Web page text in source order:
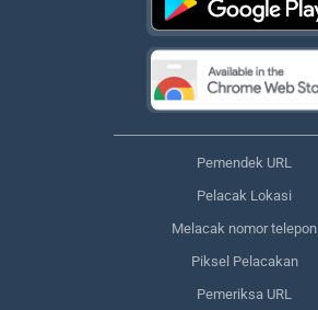
Pemendek URL
Pelacak Lokasi
Melacak nomor telepon
Piksel Pelacakan
Pemeriksa URL